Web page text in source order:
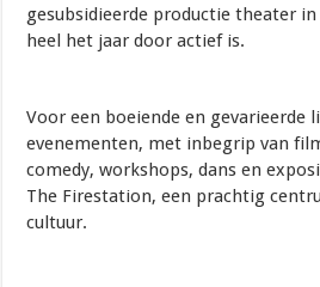
gesubsidieerde productie theater
heel het jaar door actief is.
Voor een boeiende en gevarieerde
evenementen, met inbegrip van
comedy, workshops, dans en
The Firestation, een prachtig
cultuur.